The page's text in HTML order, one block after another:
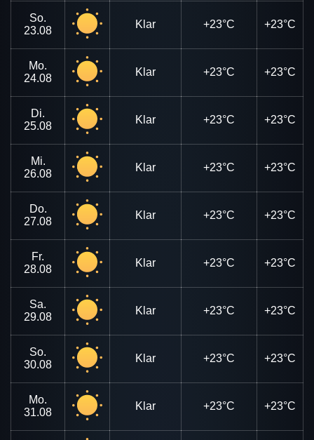
So.
23.08
Klar +23°C +23°C
Mo.
24.08
Klar +23°C +23°C
Di.
25.08
Klar +23°C +23°C
Mi.
26.08
Klar +23°C +23°C
Do.
27.08
Klar +23°C +23°C
Fr.
28.08
Klar +23°C +23°C
Sa.
29.08
Klar +23°C +23°C
So.
30.08
Klar +23°C +23°C
Mo.
31.08
Klar +23°C +23°C